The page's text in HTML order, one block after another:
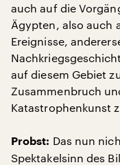
auch auf die
Ägypten, also auch
Ereignisse,
auf diesem Gebiet
Zusammenbruch
Katastrophenkunst
Probst: Das nun
Spektakelsinn des